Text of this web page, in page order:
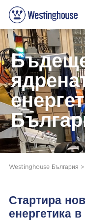
Westinghouse България >
Стартира
енергетика